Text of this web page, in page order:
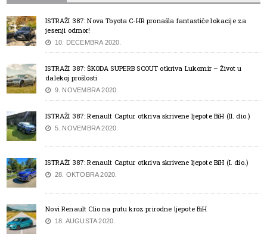
ISTRAŽI 387: Nova Toyota C-HR pronašla fantastiče lokacije za
jesenji odmor!
10. DECEMBRA 2020.
ISTRAŽI 387: ŠKODA SUPERB SCOUT otkriva Lukomir – Život u
dalekoj prošlosti
9. NOVEMBRA 2020.
ISTRAŽI 387: Renault Captur otkriva skrivene ljepote BiH (II. dio.)
5. NOVEMBRA 2020.
ISTRAŽI 387: Renault Captur otkriva skrivene ljepote BiH (I. dio.)
28. OKTOBRA 2020.
Novi Renault Clio na putu kroz prirodne ljepote BiH
18. AUGUSTA 2020.